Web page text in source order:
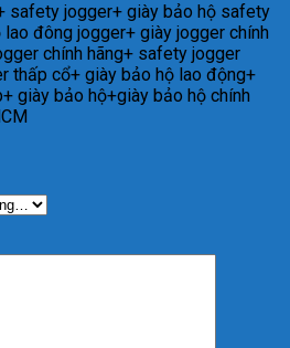
safety jogger+ giày bảo hộ safety
đông jogger+ giày jogger chính
chính hãng+ safety jogger
thấp cổ+ giày bảo hộ lao động+
giày bảo hộ+giày bảo hộ chính